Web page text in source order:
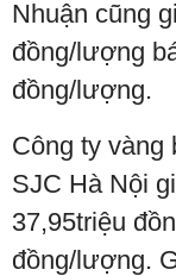
Nhuận cũng
đồng/lượng
đồng/lượng.
Công ty vàng
SJC Hà Nội
37,95triệu
đồng/lượng.